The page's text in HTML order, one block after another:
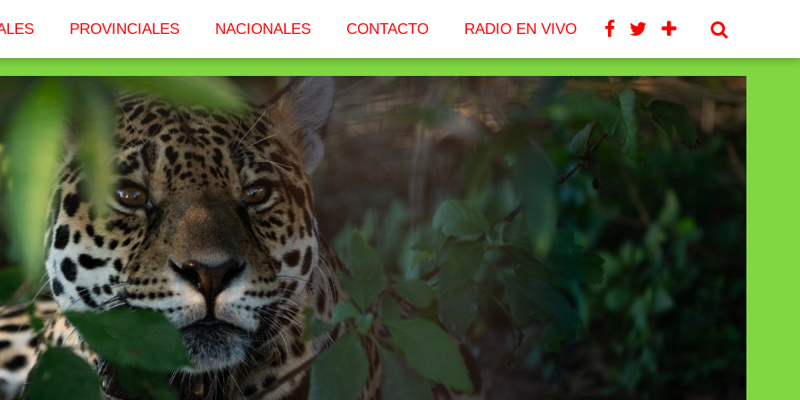
PROVINCIALES NACIONALES CONTACTO RADIO EN VIVO